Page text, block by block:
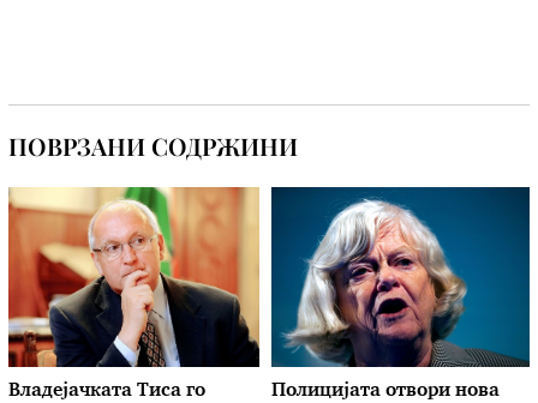
ПОВРЗАНИ СОДРЖИНИ
Владејачката Тиса го
Полицијата отвори нова